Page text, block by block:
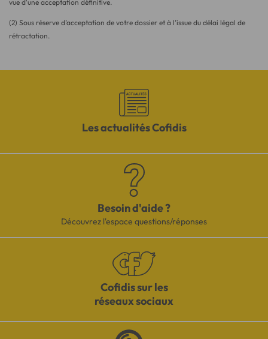
vue d'une acceptation définitive.
(2) Sous réserve d’acceptation de votre dossier et à l’issue du délai légal de
rétractation.
Les actualités Cofidis
Besoin d'aide ?
Découvrez l'espace questions/réponses
Cofidis sur les
réseaux sociaux